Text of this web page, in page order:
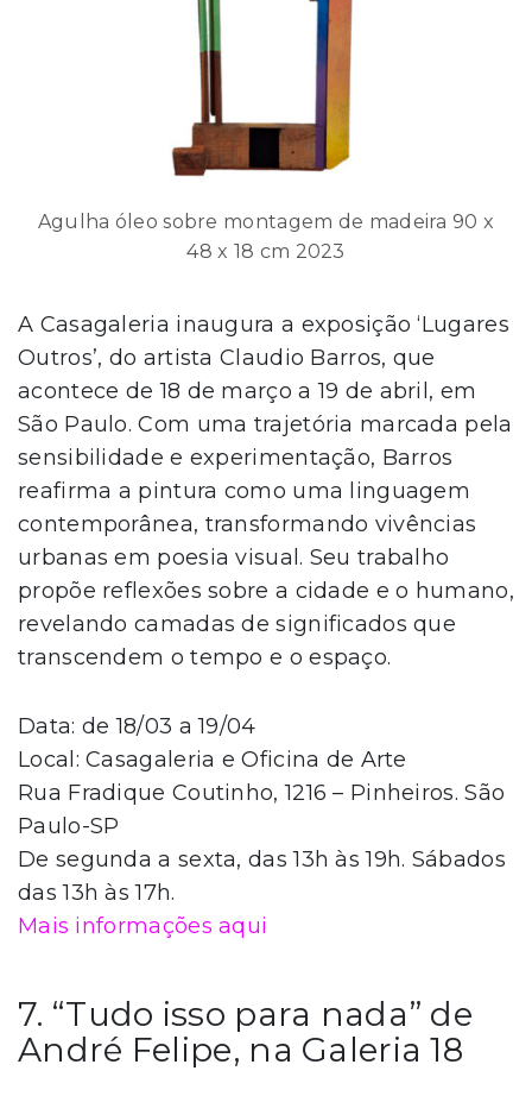
Agulha óleo sobre montagem de madeira 90 x
48 x 18 cm 2023
A Casagaleria inaugura a exposição ‘Lugares
Outros’, do artista Claudio Barros, que
acontece de 18 de março a 19 de abril, em
São Paulo. Com uma trajetória marcada pela
sensibilidade e experimentação, Barros
reafirma a pintura como uma linguagem
contemporânea, transformando vivências
urbanas em poesia visual. Seu trabalho
propõe reflexões sobre a cidade e o humano,
revelando camadas de significados que
transcendem o tempo e o espaço.
Data: de 18/03 a 19/04
Local: Casagaleria e Oficina de Arte
Rua Fradique Coutinho, 1216 – Pinheiros. São
Paulo-SP
De segunda a sexta, das 13h às 19h. Sábados
das 13h às 17h.
Mais informações aqui
7. “Tudo isso para nada” de
André Felipe, na Galeria 18